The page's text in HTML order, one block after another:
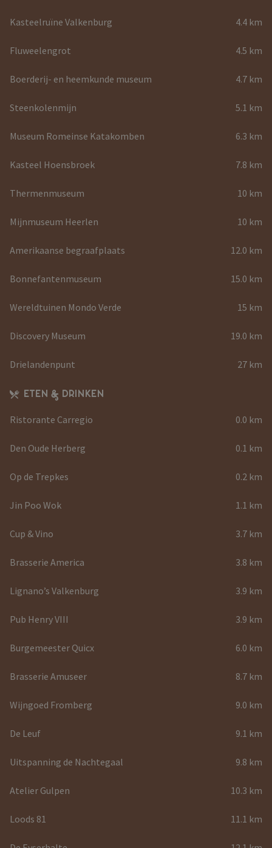
Kasteelruïne Valkenburg 4.4 km
Fluweelengrot 4.5 km
Boerderij- en heemkunde museum 4.7 km
Steenkolenmijn 5.1 km
Museum Romeinse Katakomben 6.3 km
Kasteel Hoensbroek 7.8 km
Thermenmuseum 10 km
Mijnmuseum Heerlen 10 km
Amerikaanse begraafplaats 12.0 km
Bonnefantenmuseum 15.0 km
Wereldtuinen Mondo Verde 15 km
Discovery Museum 19.0 km
Drielandenpunt 27 km
ETEN & DRINKEN
Ristorante Carregio 0.0 km
Den Oude Herberg 0.1 km
Op de Trepkes 0.2 km
Jin Poo Wok 1.1 km
Cup & Vino 3.7 km
Brasserie America 3.8 km
Lignano’s Valkenburg 3.9 km
Pub Henry VIII 3.9 km
Burgemeester Quicx 6.0 km
Brasserie Amuseer 8.7 km
Wijngoed Fromberg 9.0 km
De Leuf 9.1 km
Uitspanning de Nachtegaal 9.8 km
Atelier Gulpen 10.3 km
Loods 81 11.1 km